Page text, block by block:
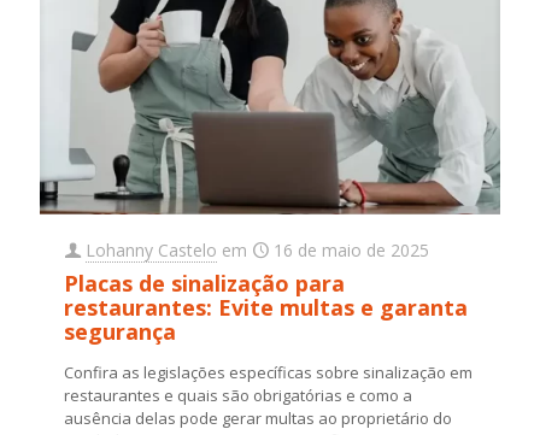
Lohanny Castelo em 16 de maio de 2025
Placas de sinalização para
restaurantes: Evite multas e garanta
segurança
Confira as legislações específicas sobre sinalização em
restaurantes e quais são obrigatórias e como a
ausência delas pode gerar multas ao proprietário do